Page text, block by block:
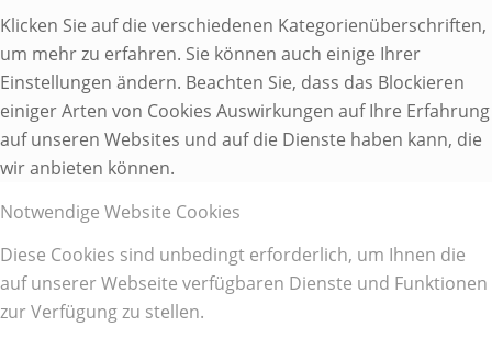
Klicken Sie auf die verschiedenen Kategorienüberschriften,
um mehr zu erfahren. Sie können auch einige Ihrer
Einstellungen ändern. Beachten Sie, dass das Blockieren
einiger Arten von Cookies Auswirkungen auf Ihre Erfahrung
auf unseren Websites und auf die Dienste haben kann, die
wir anbieten können.
Notwendige Website Cookies
Diese Cookies sind unbedingt erforderlich, um Ihnen die
auf unserer Webseite verfügbaren Dienste und Funktionen
zur Verfügung zu stellen.